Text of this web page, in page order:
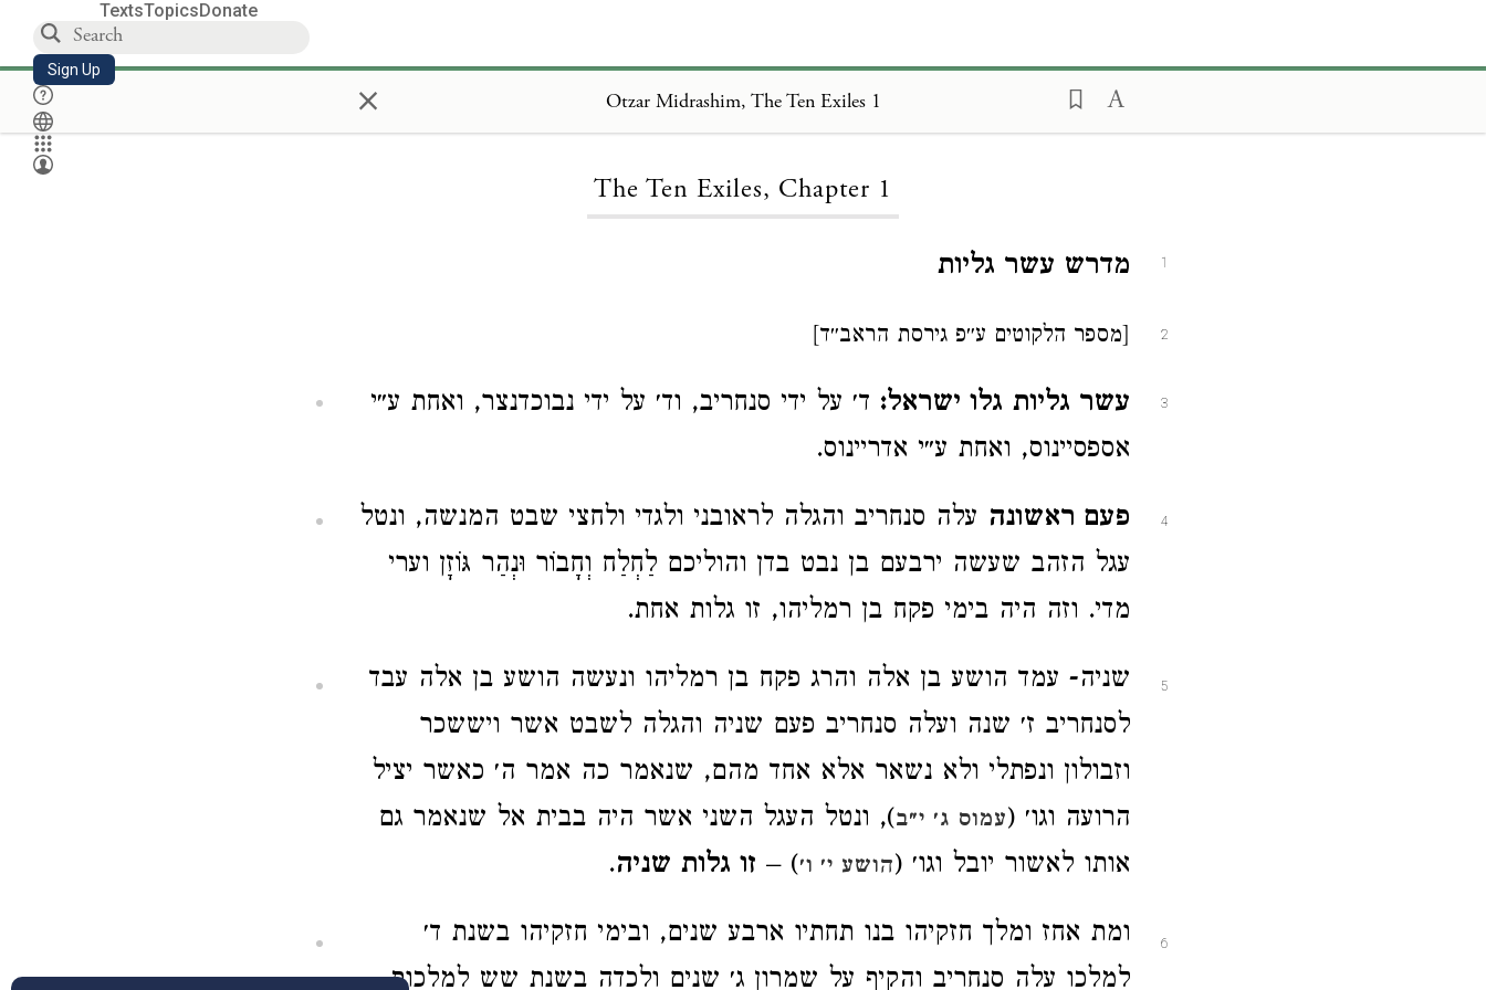
TextsTopicsDonate
Sign Up × Otzar Midrashim, The Ten Exiles 1
The Ten Exiles, Chapter 1
1 מדרש עשר גליות
2 [מספר הלקוטים ע״פ גירסת הראב״ד]
3 עשר גליות גלו ישראל: ד׳ על ידי סנחריב, וד׳ על ידי נבוכדנצר, ואחת ע״י
אספסיינוס, ואחת ע״י אדריינוס.
4 פעם ראשונה עלה סנחריב והגלה לראובני ולגדי ולחצי שבט המנשה, ונטל
עגל הזהב שעשה ירבעם בן נבט בדן והוליכם לַחְלַח וְחָבוֹר וּנְהַר גּוֹזָן וערי
מדי. וזה היה בימי פקח בן רמליהו, זו גלות אחת.
5
שניה- עמד הושע בן אלה והרג פקח בן רמליהו ונעשה הושע בן אלה עבד
לסנחריב ז׳ שנה ועלה סנחריב פעם שניה והגלה לשבט אשר ויששכר
וזבולון ונפתלי ולא נשאר אלא אחד מהם, שנאמר כה אמר ה׳ כאשר יציל
הרועה וגו׳ (עמוס ג׳ י״ב), ונטל העגל השני אשר היה בבית אל שנאמר גם
אותו לאשור יובל וגו׳ (הושע י׳ ו׳) – זו גלות שניה.
6
ומת אחז ומלך חזקיהו בנו תחתיו ארבע שנים, ובימי חזקיהו בשנת ד׳
למלכו עלה סנחריב והקיף על שמרון ג׳ שנים ולכדה בשנת שש למלכות